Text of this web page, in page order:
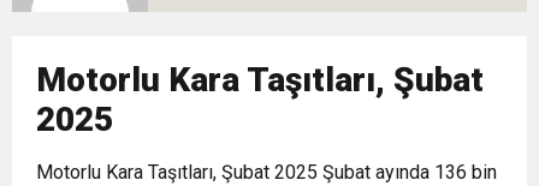
9:33 CHP’li 3 Genç Tutuklandı: Siyasi Saldırının
Hedefinde Mehmet Türkmen mi Var?
8:35 Anneler Günü’nde TAMEV ile İyilik ve Dayanışma
Motorlu Kara Taşıtları, Şubat
2025
Motorlu Kara Taşıtları, Şubat 2025 Şubat ayında 136 bin